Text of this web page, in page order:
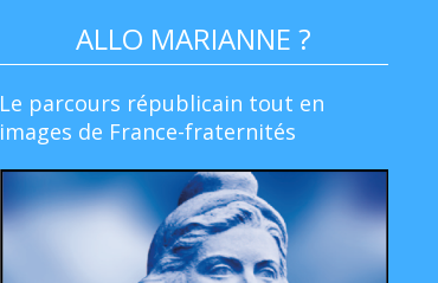
ALLO MARIANNE ?
Le parcours républicain tout en
images de France-fraternités